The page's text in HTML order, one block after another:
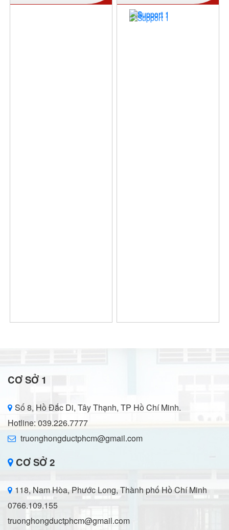
CƠ SỞ 1
Số 8, Hồ Đắc Di, Tây Thạnh, TP Hồ Chí Minh.
Hotline: 039.226.7777
truonghongductphcm@gmail.com
CƠ SỞ 2
118, Nam Hòa, Phước Long, Thành phố Hồ Chí Minh
0766.109.155
truonghongductphcm@gmail.com